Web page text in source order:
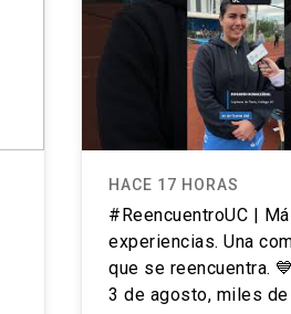
HACE 17 HORAS
#ReencuentroUC |
experiencias. Una
que se reencuentra.
3 de agosto, miles de